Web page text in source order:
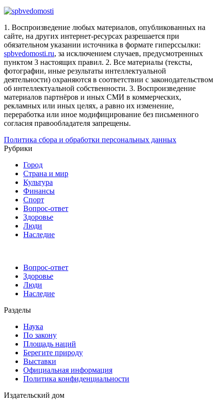
1. Воспроизведение любых материалов, опубликованных на
сайте, на других интернет-ресурсах разрешается при
обязательном указании источника в формате гиперссылки:
spbvedomosti.ru, за исключением случаев, предусмотренных
пунктом 3 настоящих правил. 2. Все материалы (тексты,
фотографии, иные результаты интеллектуальной
деятельности) охраняются в соответствии с законодательством
об интеллектуальной собственности. 3. Воспроизведение
материалов партнёров и иных СМИ в коммерческих,
рекламных или иных целях, а равно их изменение,
переработка или иное модифицирование без письменного
согласия правообладателя запрещены.
Политика сбора и обработки персональных данных
Рубрики
Город
Страна и мир
Культура
Финансы
Спорт
Вопрос-ответ
Здоровье
Люди
Наследие
Вопрос-ответ
Здоровье
Люди
Наследие
Разделы
Наука
По закону
Площадь наций
Берегите природу
Выставки
Официальная информация
Политика конфиденциальности
Издательский дом